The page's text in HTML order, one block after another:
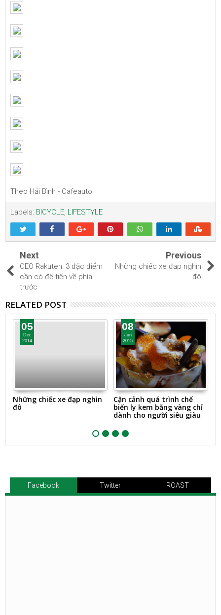
Theo Hải Bình - Cafeauto
Labels: BICYCLE, LIFESTYLE
Next
CEO Rakuten: 3 đặc điểm
cần có để tiến về phía
trước
Previous
Những chiếc xe đạp nghìn
đô
RELATED POST
05
Dec
2014
Những chiếc xe đạp nghìn
đô
08
Jun
2015
Cận cảnh quá trình chế
biến ly kem bằng vàng chỉ
dành cho người siêu giàu
Facebook Twitter ROAST